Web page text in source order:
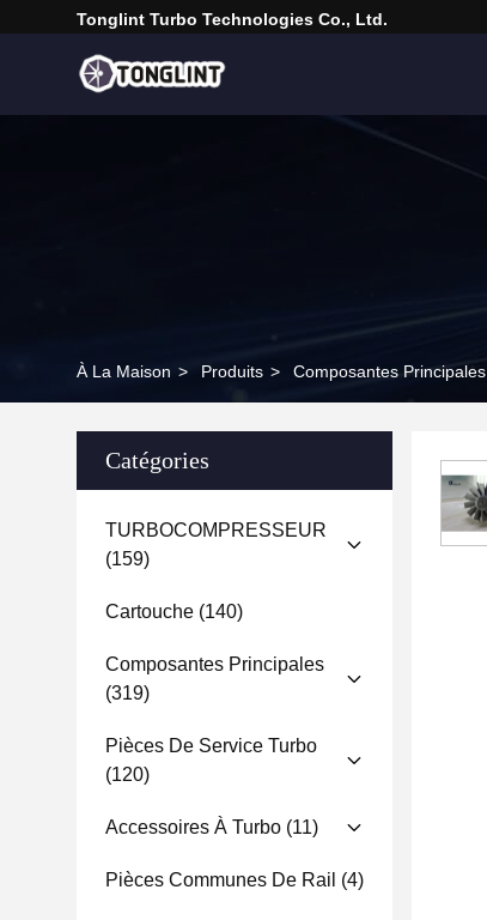
Tonglint Turbo Technologies Co., Ltd.
À La Maison > Produits > Composantes Principales
Catégories
TURBOCOMPRESSEUR
(159)
Cartouche (140)
Composantes Principales
(319)
Pièces De Service Turbo
(120)
Accessoires À Turbo (11)
Pièces Communes De Rail (4)